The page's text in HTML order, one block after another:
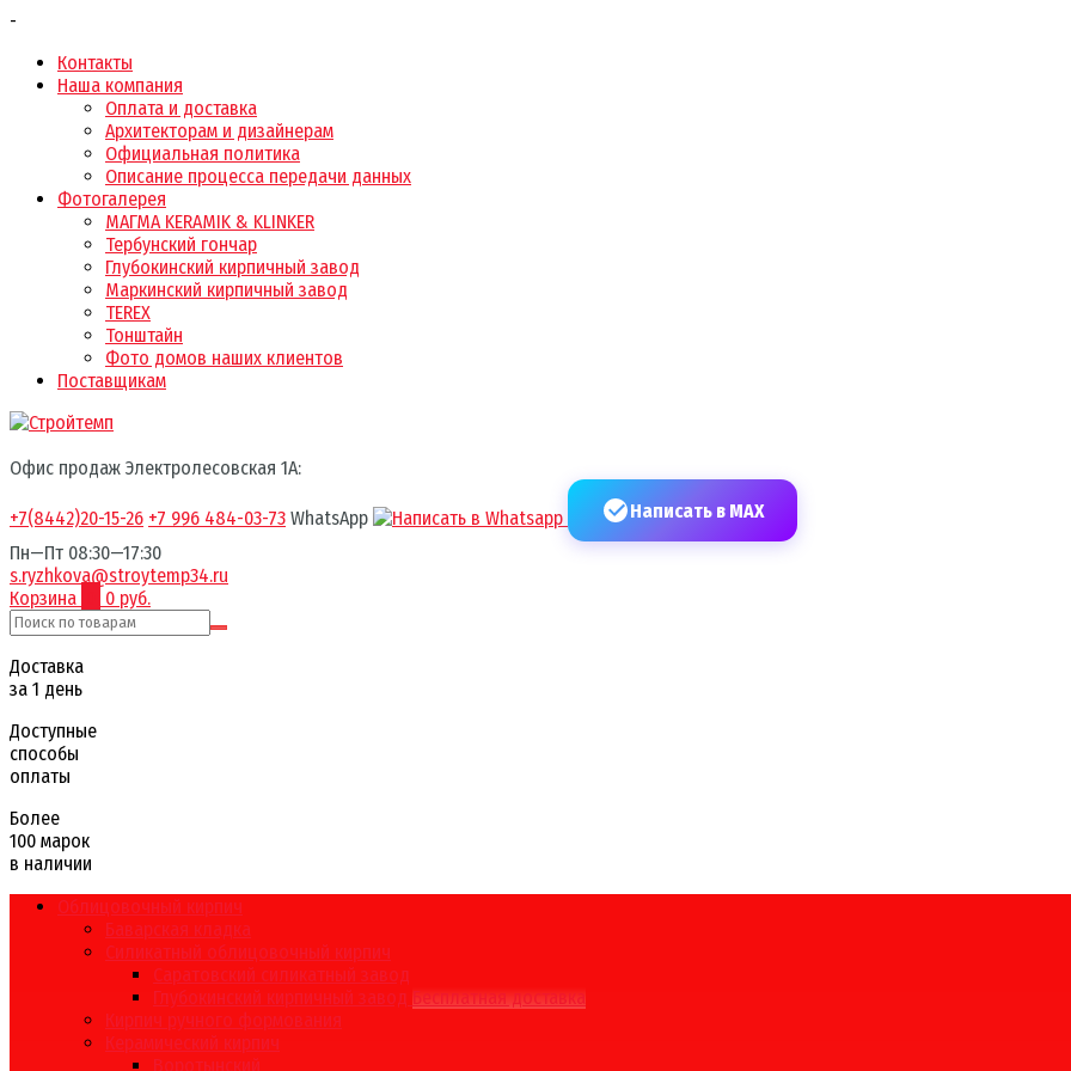
-
Контакты
Наша компания
Оплата и доставка
Архитекторам и дизайнерам
Официальная политика
Описание процесса передачи данных
Фотогалерея
МАГМА KERAMIK & KLINKER
Тербунский гончар
Глубокинский кирпичный завод
Маркинский кирпичный завод
TEREX
Тонштайн
Фото домов наших клиентов
Поставщикам
Офис продаж Электролесовская 1А:
+7(8442)20-15-26 +7 996 484-03-73 WhatsApp
Написать в MAX
Пн—Пт 08:30—17:30
s.ryzhkova@stroytemp34.ru
Корзина
0 руб.
Доставка
за 1 день
Доступные
способы
оплаты
Более
100 марок
в наличии
Облицовочный кирпич
Баварская кладка
Силикатный облицовочный кирпич
Саратовский силикатный завод
Глубокинский кирпичный завод Бесплатная доставка
Кирпич ручного формования
Керамический кирпич
Воротынский